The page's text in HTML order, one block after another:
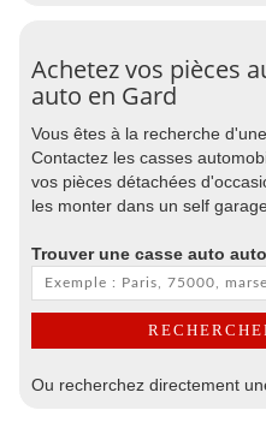
Achetez vos pièces
auto en Gard
Vous êtes à la recherche
Contactez les casses
vos pièces détachées
les monter dans un self
Trouver une casse auto
Ou recherchez directement